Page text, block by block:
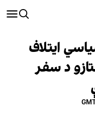
ایتلاف
د سفر